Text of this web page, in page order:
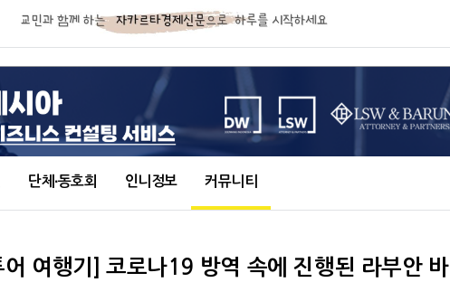
단체∙동호회 인니정보 커뮤니티
어 여행기] 코로나19 방역 속에 진행된 라부안 바